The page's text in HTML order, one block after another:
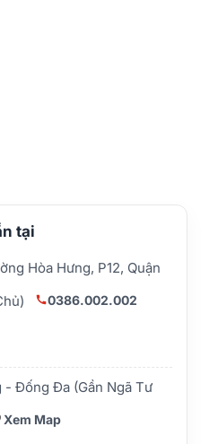
tại
Hòa Hưng, P12, Quận
0386.002.002
- Đống Đa (Gần Ngã Tư
Xem Map